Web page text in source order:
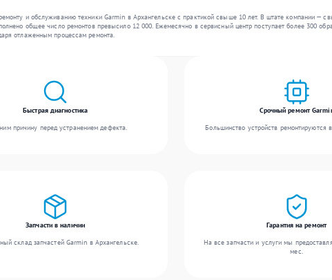
и обслуживанию техники Garmin в Архангельске с практикой свыше 10 лет. В штате компании —
общее число ремонтов превысило 12 000. Ежемесячно в сервисный центр поступает более 300
отлаженным процессам ремонта.
Быстрая диагностика
причину перед устранением дефекта.
Срочный ремонт
Большинство устройств ремонтируются
Запчасти в наличии
склад запчастей Garmin в Архангельске.
Гарантия на ремонт
На все запчасти и услуги мы
мес.